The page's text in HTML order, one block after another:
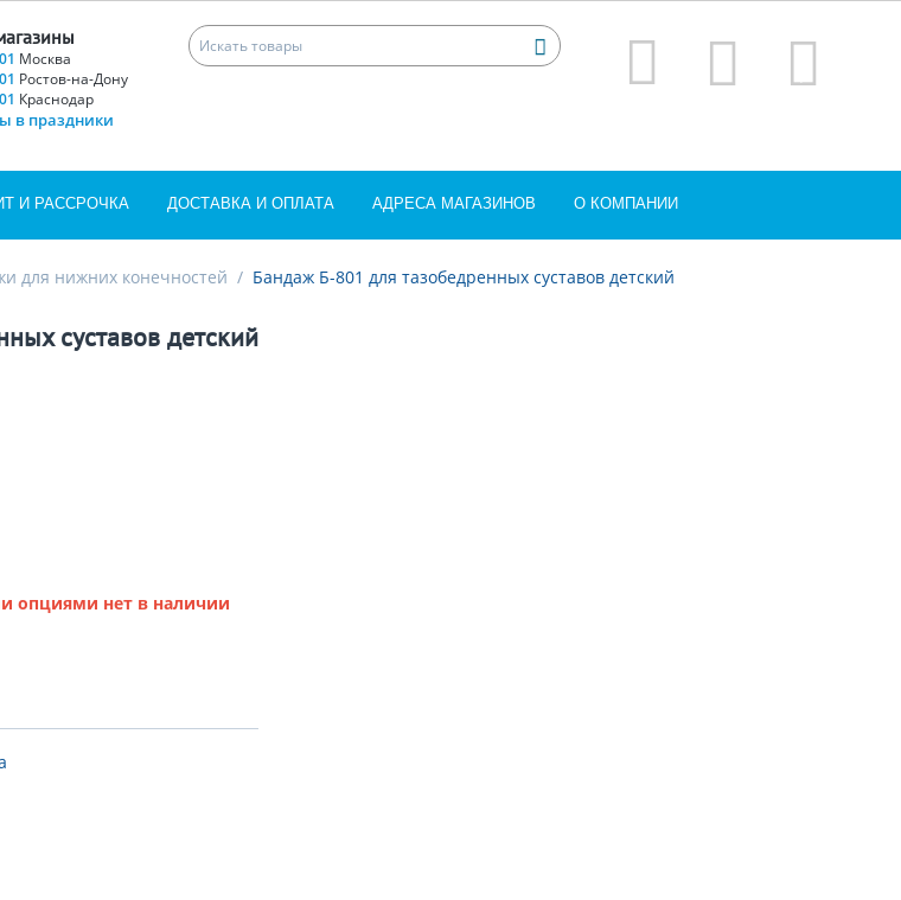
Москва
Ростов-на-Дону
Краснодар
в праздники
И РАССРОЧКА ДОСТАВКА И ОПЛАТА АДРЕСА МАГАЗИНОВ О КОМПАНИИ
для нижних конечностей / Бандаж Б-801 для тазобедренных суставов детский
суставов детский
опциями нет в наличии